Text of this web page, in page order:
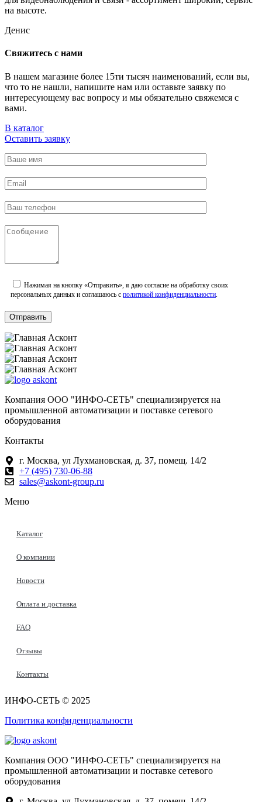
на высоте.
Денис
Свяжитесь с нами
В нашем магазине более 15ти тысяч наименований, если вы,
что то не нашли, напишите нам или оставьте заявку по
интересующему вас вопросу и мы обязательно свяжемся с
вами.
В каталог
Оставить заявку
Нажимая на кнопку «Отправить», я даю согласие на обработку своих
персональных данных и соглашаюсь с политикой конфиденциальности
Компания ООО "ИНФО-СЕТЬ" специализируется на
промышленной автоматизации и поставке сетевого
оборудования
Контакты
г. Москва, ул Лухмановская, д. 37, помещ. 14/2
+7 (495) 730-06-88
sales@askont-group.ru
Меню
Каталог
О компании
Новости
Оплата и доставка
FAQ
Отзывы
Контакты
ИНФО-СЕТЬ © 2025
Политика конфиденциальности
Компания ООО "ИНФО-СЕТЬ" специализируется на
промышленной автоматизации и поставке сетевого
оборудования